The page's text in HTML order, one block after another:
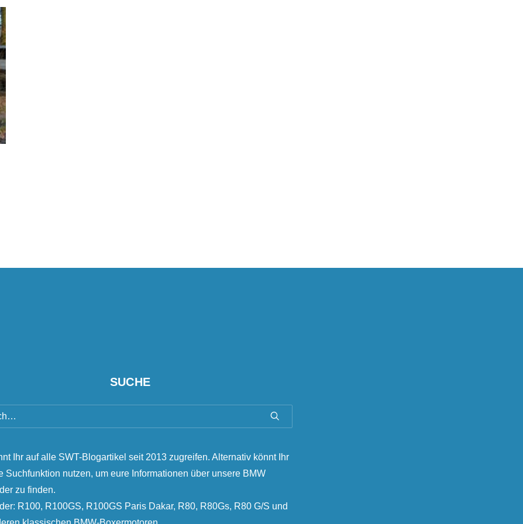
SUCHE
Ihr auf alle SWT-Blogartikel seit 2013 zugreifen. Alternativ könnt Ihr
Suchfunktion nutzen, um eure Informationen über unsere BMW
zu finden.
R100, R100GS, R100GS Paris Dakar, R80, R80Gs, R80 G/S und